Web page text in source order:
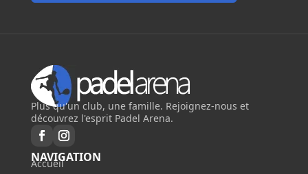
Plus qu'un club, une famille. Rejoignez-nous et
découvrez l'esprit Padel Arena.
NAVIGATION
Accueil